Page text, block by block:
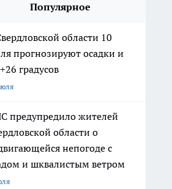
Популярное
области 10
прогнозируют осадки и
градусов
предупредило жителей
области о
непогоде с
и шквалистым ветром